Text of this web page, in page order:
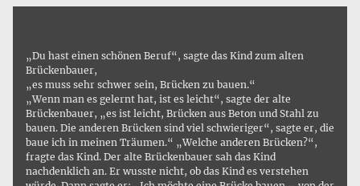
„Du hast einen schönen Beruf“, sagte das Kind zum alten
Brückenbauer,
„es muss sehr schwer sein, Brücken zu bauen.“
„Wenn man es gelernt hat, ist es leicht“, sagte der alte
Brückenbauer, „es ist leicht, Brücken aus Beton und Stahl zu
bauen. Die anderen Brücken sind viel schwieriger“, sagte er, die
baue ich in meinen Träumen.“ „Welche anderen Brücken?“,
fragte das Kind. Der alte Brückenbauer sah das Kind
nachdenklich an. Er wusste nicht, ob das Kind es verstehen